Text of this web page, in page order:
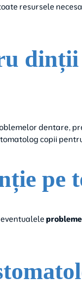
resursele
dentare,
copii
pe